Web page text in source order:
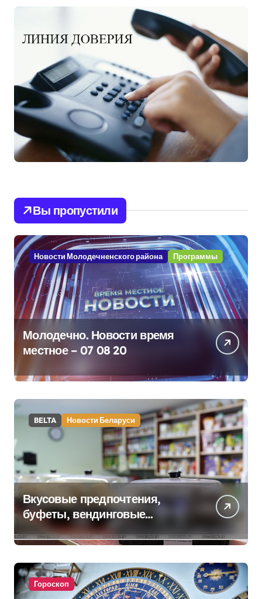
Вы пропустили
Новости Молодечненского района Программы
Молодечно. Новости время
местное – 07 08 20
BELTA Новости Беларуси
Вкусовые предпочтения,
буфеты, вендинговые
аппараты. Минобразования об
изменениях в школьном
питании
Гороскоп